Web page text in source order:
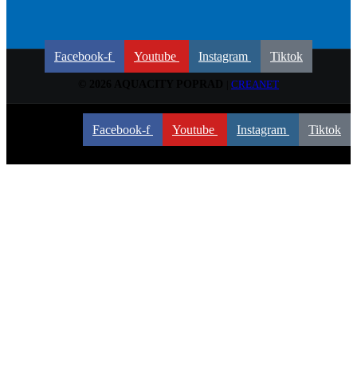
Facebook-f Youtube Instagram Tiktok
CREANET
© 2026 AQUACITY POPRAD CREANET
Facebook-f Youtube Instagram Tiktok